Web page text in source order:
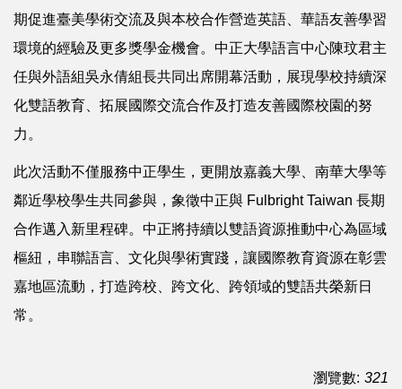
期促進臺美學術交流及與本校合作營造英語、華語友善學習
環境的經驗及更多獎學金機會。中正大學語言中心陳玟君主
任與外語組吳永倩組長共同出席開幕活動，展現學校持續深
化雙語教育、拓展國際交流合作及打造友善國際校園的努
力。
此次活動不僅服務中正學生，更開放嘉義大學、南華大學等
鄰近學校學生共同參與，象徵中正與 Fulbright Taiwan 長期
合作邁入新里程碑。中正將持續以雙語資源推動中心為區域
樞紐，串聯語言、文化與學術實踐，讓國際教育資源在彰雲
嘉地區流動，打造跨校、跨文化、跨領域的雙語共榮新日
常。
瀏覽數: 321